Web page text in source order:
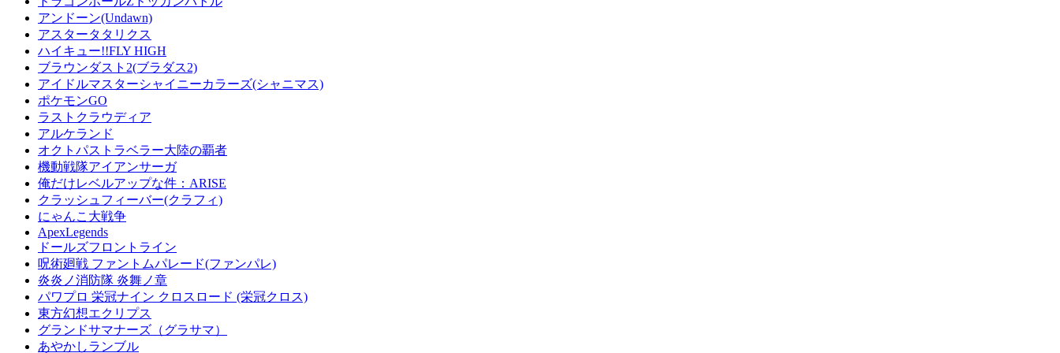
アンドーン(Undawn)
アスタータタリクス
ハイキュー!!FLY HIGH
ブラウンダスト2(ブラダス2)
アイドルマスターシャイニーカラーズ(シャニマス)
ポケモンGO
ラストクラウディア
アルケランド
オクトパストラベラー大陸の覇者
機動戦隊アイアンサーガ
俺だけレベルアップな件：ARISE
クラッシュフィーバー(クラフィ)
にゃんこ大戦争
ApexLegends
ドールズフロントライン
呪術廻戦 ファントムパレード(ファンパレ)
炎炎ノ消防隊 炎舞ノ章
パワプロ 栄冠ナイン クロスロード (栄冠クロス)
東方幻想エクリプス
グランドサマナーズ（グラサマ）
あやかしランブル